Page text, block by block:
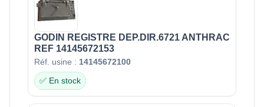
GODIN REGISTRE DEP.DIR.6721 ANTHRAC
REF 14145672153
Réf. usine : 14145672100
✅ En stock